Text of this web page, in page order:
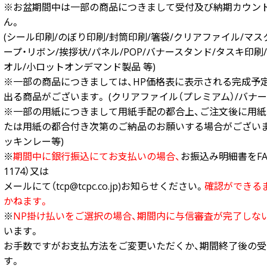
※お盆期間中は一部の商品につきまして受付及び納期カウン
ん。
(シール印刷/のぼり印刷/封筒印刷/箸袋/クリアファイル/マス
ープ・リボン/挨拶状/パネル/POP/バナースタンド/タスキ印
オル/小ロットオンデマンド製品 等)
※一部の商品につきましては、HP価格表に表示される完成予
出る商品がございます。 (クリアファイル（プレミアム）/バナ
※一部の用紙につきまして用紙手配の都合上、ご注文後に用紙
たは用紙の都合付き次第のご納品のお願いする場合がござい
ッキンレー等)
※期間中に銀行振込にてお支払いの場合、 お振込み明細書を
1174）又は
メールにて（tcp@tcpc.co.jp)お知らせください。確認ができる
かねます。
※NP掛け払いをご選択の場合、期間内に与信審査が完了しな
います。
お手数ですがお支払方法をご変更いただくか、期間終了後の
す。
折り加工
中綴じ冊子
無線綴じ冊子
季節商品
封筒／クリアファイル